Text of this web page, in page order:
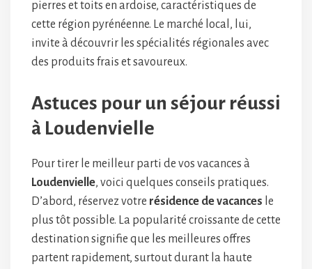
pierres et toits en ardoise, caractéristiques de
cette région pyrénéenne. Le marché local, lui,
invite à découvrir les spécialités régionales avec
des produits frais et savoureux.
Astuces pour un séjour réussi
à Loudenvielle
Pour tirer le meilleur parti de vos vacances à
Loudenvielle, voici quelques conseils pratiques.
D’abord, réservez votre résidence de vacances le
plus tôt possible. La popularité croissante de cette
destination signifie que les meilleures offres
partent rapidement, surtout durant la haute